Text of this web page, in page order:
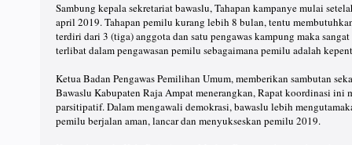
Sambung kepala sekretariat bawaslu, Tahapan kampanye mulai
april 2019. Tahapan pemilu kurang lebih 8 bulan, tentu
terdiri dari 3 (tiga) anggota dan satu pengawas kampung maka
terlibat dalam pengawasan pemilu sebagaimana pemilu adalah
Ketua Badan Pengawas Pemilihan Umum, memberikan sambutan
Bawaslu Kabupaten Raja Ampat menerangkan, Rapat koordinasi ini
parsitipatif. Dalam mengawali demokrasi, bawaslu lebih
pemilu berjalan aman, lancar dan menyukseskan pemilu 2019.